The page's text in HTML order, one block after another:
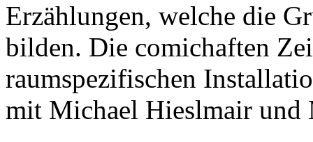
Erzählungen, welche die
bilden. Die comichaften
raumspezifischen
mit Michael Hieslmair und